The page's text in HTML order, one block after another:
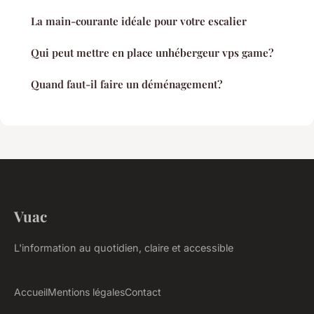
La main-courante idéale pour votre escalier
Qui peut mettre en place unhébergeur vps game?
Quand faut-il faire un déménagement?
Vuac
L'information au quotidien, claire et accessible
AccueilMentions légalesContact